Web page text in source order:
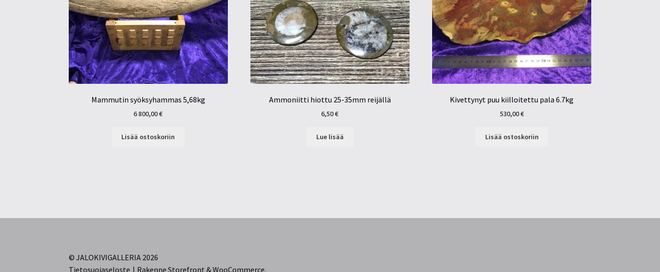
Mammutin syöksyhammas 5,68kg
6 800,00€
Lisää ostoskoriin
Ammoniitti hiottu 25-35mm reijällä
6,50€
Lue lisää
Kivettynyt puu kiilloitettu pala 6.7kg
530,00€
Lisää ostoskoriin
© JALOKIVIGALLERIA 2026
Tietosuojaseloste
Rakenne Storefront & WooCommerce.